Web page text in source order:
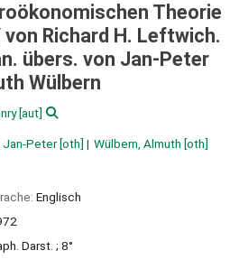
Theorie
von Richard H. Leftwich.
übers. von Jan-Peter
Wülbern
[aut]
Jan-Peter[oth] Wülbern, Almuth [oth]
Englisch
Darst. ; 8°